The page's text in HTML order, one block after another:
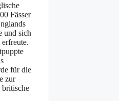
Fässer
und sich
für die
zur
britische